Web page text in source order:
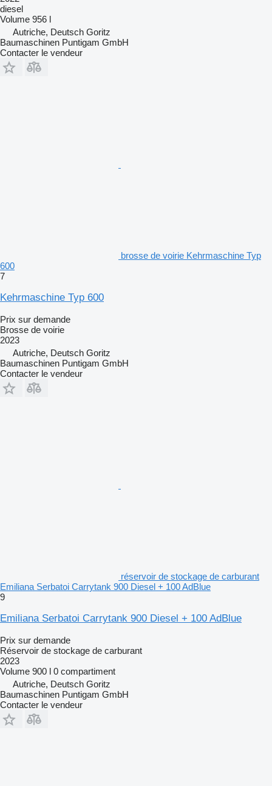
diesel
Volume 956 l
Autriche, Deutsch Goritz
Baumaschinen Puntigam GmbH
Contacter le vendeur
brosse de voirie Kehrmaschine Typ
600
7
Kehrmaschine Typ 600
Prix sur demande
Brosse de voirie
2023
Autriche, Deutsch Goritz
Baumaschinen Puntigam GmbH
Contacter le vendeur
réservoir de stockage de carburant
Emiliana Serbatoi Carrytank 900 Diesel + 100 AdBlue
9
Emiliana Serbatoi Carrytank 900 Diesel + 100 AdBlue
Prix sur demande
Réservoir de stockage de carburant
2023
Volume 900 l 0 compartiment
Autriche, Deutsch Goritz
Baumaschinen Puntigam GmbH
Contacter le vendeur